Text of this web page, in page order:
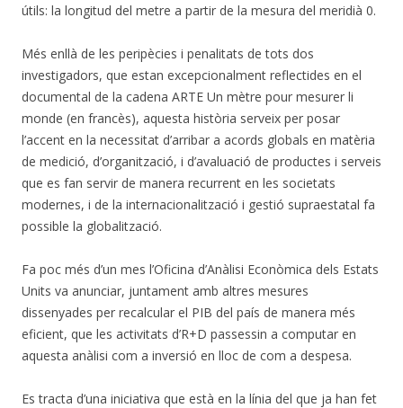
útils: la longitud del metre a partir de la mesura del meridià 0.
Més enllà de les peripècies i penalitats de tots dos
investigadors, que estan excepcionalment reflectides en el
documental de la cadena ARTE Un mètre pour mesurer li
monde (en francès), aquesta història serveix per posar
l’accent en la necessitat d’arribar a acords globals en matèria
de medició, d’organització, i d’avaluació de productes i serveis
que es fan servir de manera recurrent en les societats
modernes, i de la internacionalització i gestió supraestatal fa
possible la globalització.
Fa poc més d’un mes l’Oficina d’Anàlisi Econòmica dels Estats
Units va anunciar, juntament amb altres mesures
dissenyades per recalcular el PIB del país de manera més
eficient, que les activitats d’R+D passessin a computar en
aquesta anàlisi com a inversió en lloc de com a despesa.
Es tracta d’una iniciativa que està en la línia del que ja han fet